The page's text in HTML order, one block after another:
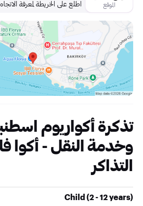
الموقع
اطلع على الخريطة لمعرفة
تذكرة أكواريوم
وخدمة النقل - أكوا
التذاكر
Child (2 - 12 years)